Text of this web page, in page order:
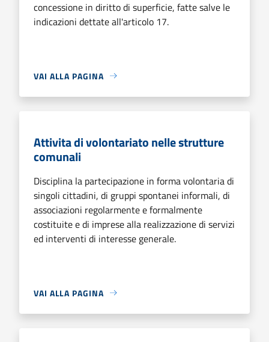
concessione in diritto di superficie, fatte salve le
indicazioni dettate all'articolo 17.
VAI ALLA PAGINA
Attivita di volontariato nelle strutture
comunali
Disciplina la partecipazione in forma volontaria di
singoli cittadini, di gruppi spontanei informali, di
associazioni regolarmente e formalmente
costituite e di imprese alla realizzazione di servizi
ed interventi di interesse generale.
VAI ALLA PAGINA